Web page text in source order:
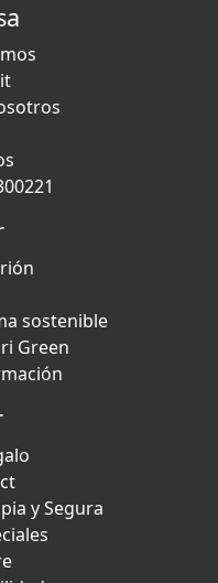
sostenible
Green
y Segura